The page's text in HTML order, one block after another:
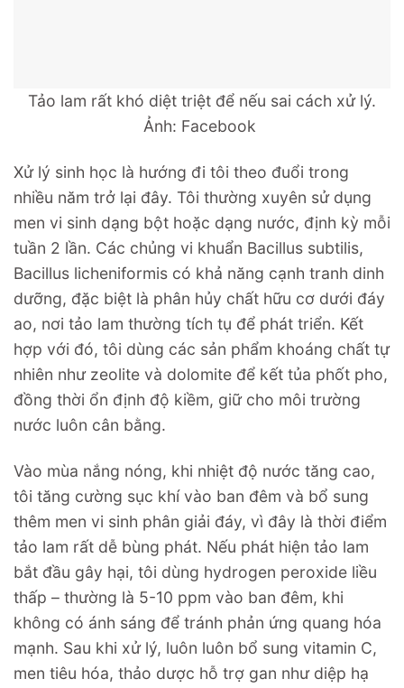
Tảo lam rất khó diệt triệt để nếu sai cách xử lý.
Ảnh: Facebook
Xử lý sinh học là hướng đi tôi theo đuổi trong
nhiều năm trở lại đây. Tôi thường xuyên sử dụng
men vi sinh dạng bột hoặc dạng nước, định kỳ mỗi
tuần 2 lần. Các chủng vi khuẩn Bacillus subtilis,
Bacillus licheniformis có khả năng cạnh tranh dinh
dưỡng, đặc biệt là phân hủy chất hữu cơ dưới đáy
ao, nơi tảo lam thường tích tụ để phát triển. Kết
hợp với đó, tôi dùng các sản phẩm khoáng chất tự
nhiên như zeolite và dolomite để kết tủa phốt pho,
đồng thời ổn định độ kiềm, giữ cho môi trường
nước luôn cân bằng.
Vào mùa nắng nóng, khi nhiệt độ nước tăng cao,
tôi tăng cường sục khí vào ban đêm và bổ sung
thêm men vi sinh phân giải đáy, vì đây là thời điểm
tảo lam rất dễ bùng phát. Nếu phát hiện tảo lam
bắt đầu gây hại, tôi dùng hydrogen peroxide liều
thấp – thường là 5-10 ppm vào ban đêm, khi
không có ánh sáng để tránh phản ứng quang hóa
mạnh. Sau khi xử lý, luôn luôn bổ sung vitamin C,
men tiêu hóa, thảo dược hỗ trợ gan như diệp hạ